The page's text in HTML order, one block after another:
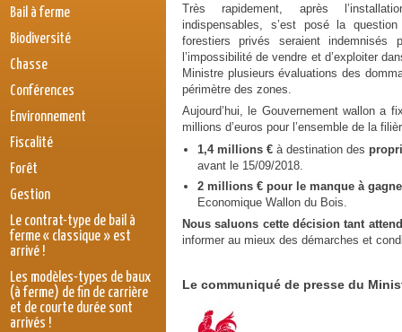
Très rapidement, après
indispensables, s’est posé la
forestiers privés seraient indemnisés
l’impossibilité de vendre et d’exploiter
Ministre plusieurs évaluations des
périmètre des zones.
Aujourd’hui, le Gouvernement wallon a
millions d’euros pour l’ensemble de la
1,4 millions € à destination des
avant le 15/09/2018.
2 millions € pour le manque à
Economique Wallon du Bois.
Nous saluons cette décision tant
informer au mieux des démarches et
Le communiqué de presse du
rw.jpg
Bail à ferme
Biodiversité
Chasse
Conférences
Environnement
Fiscalité
Forêt
Gestion
Le contrat-type de bail à
ferme « classique » est
arrivé !
Les modèles-types de baux
(à ferme) de fin de carrière
et de courte durée sont
arrivés !